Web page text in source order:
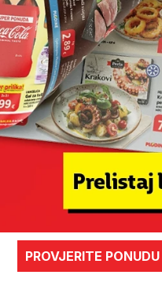
PROVJERITE PONUDU